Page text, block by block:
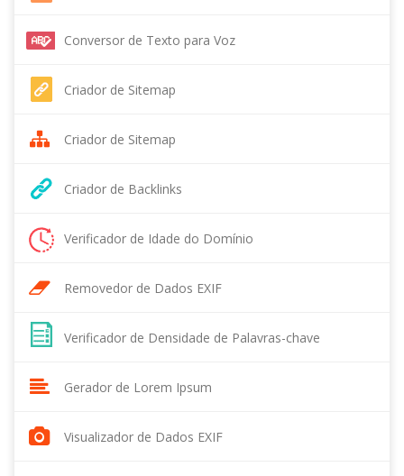
Conversor de Texto para Voz
Criador de Sitemap
Criador de Sitemap
Criador de Backlinks
Verificador de Idade do Domínio
Removedor de Dados EXIF
Verificador de Densidade de Palavras-chave
Gerador de Lorem Ipsum
Visualizador de Dados EXIF